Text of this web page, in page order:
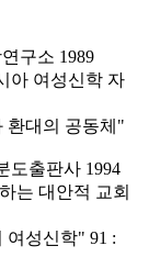
구소 1989
아 여성신학 자
환대의 공동체"
도출판사 1994
는 대안적 교회
여성신학" 91 :